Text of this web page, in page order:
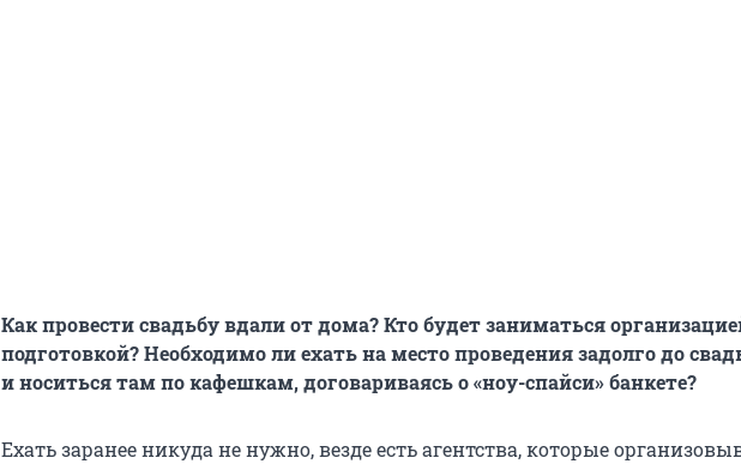
Как провести свадьбу вдали от дома? Кто будет заниматься
подготовкой? Необходимо ли ехать на место проведения задолго до
и носиться там по кафешкам, договариваясь о «ноу-спайси» банкете?
Ехать заранее никуда не нужно, везде есть агентства, которые